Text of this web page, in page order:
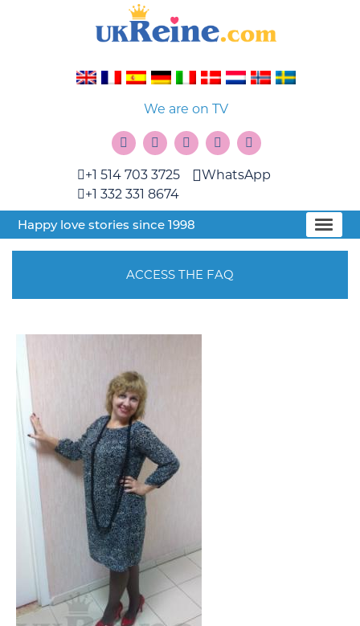
We are on TV
+1 514 703 3725
+1 332 331 8674
WhatsApp
Happy love stories since 1998
ACCESS THE FAQ